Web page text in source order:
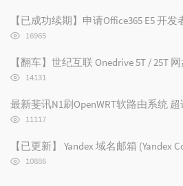
次
数:
【已成功续期】申请Office365 E5 开
浏
次
数:
16965
【翻车】世纪互联 Onedrive 5T / 25T
浏
次
数:
14131
浏
次
数:
11117
【已更新】 Yandex 域名邮箱 (Yandex
浏
10886